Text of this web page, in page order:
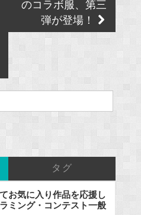
のコラボ服、第三
弾が登場！
タグ
お気に入り作品を応援し
ミング・コンテスト一般